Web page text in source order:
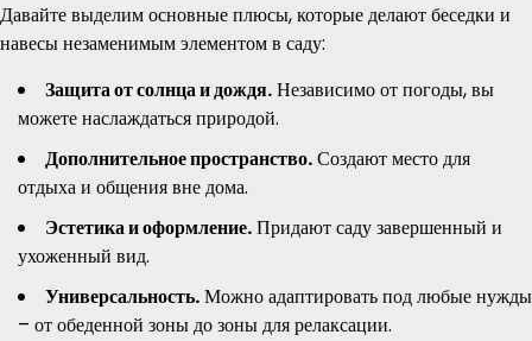
Давайте выделим основные плюсы, которые делают беседки и
навесы незаменимым элементом в саду:
Защита от солнца и дождя.Независимо от погоды, вы
можете наслаждаться природой.
Дополнительное пространство.Создают место для
отдыха и общения вне дома.
Эстетика и оформление.Придают саду завершенный и
ухоженный вид.
Универсальность.Можно адаптировать под любые нужды
– от обеденной зоны до зоны для релаксации.